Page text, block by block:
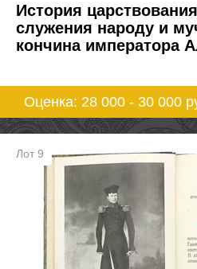
История
служения народу и
кончина императора
Оценка: 28 000 - 30 000
Лот 9